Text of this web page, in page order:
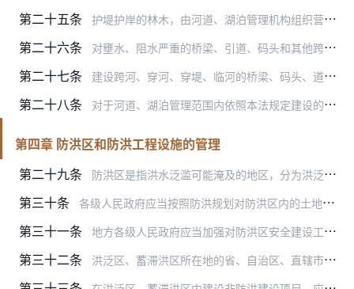
第二十五条 护堤护岸的林木，由河道、湖泊管理机构组织营造和管理。护堤护岸林木，不得任意砍伐。采伐护堤护岸林木的，应当依法办理采伐许可手续，并完成规定的更新补种任务。
第二十六条 对壅水、阻水严重的桥梁、引道、码头和其他跨河工程设施，根据防洪标准，有关水行政主管部门可以报请县级以上人民政府按照国务院规定的权限责令建设单位限期改建或者拆除。
第二十七条 建设跨河、穿河、穿堤、临河的桥梁、码头、道路、渡口、管道、缆线、取水、排水等工程设施，应当符合防洪标准、岸线规划、航运要求和其他技术要求，不得危害堤防安全、影响…
第二十八条 对于河道、湖泊管理范围内依照本法规定建设的工程设施，水行政主管部门有权依法检查；水行政主管部门检查时，被检查者应当如实提供有关的情况和资料。
第四章 防洪区和防洪工程设施的管理
第二十九条
防洪区是指洪水泛滥可能淹及的地区，分为洪泛区、蓄滞洪区和防洪保护区。
第三十条 各级人民政府应当按照防洪规划对防洪区内的土地利用实行分区管理。
第三十一条 地方各级人民政府应当加强对防洪区安全建设工作的领导，组织有关部门、单位对防洪区内的单位和居民进行防洪教育，普及防洪知识，提高水患意识；按照防洪规划和防御洪水方案…
第三十二条 洪泛区、蓄滞洪区所在地的省、自治区、直辖市人民政府应当组织有关地区和部门，按照防洪规划的要求，制定洪泛区、蓄滞洪区安全建设计划，控制蓄滞洪区人口增长，对居住在经…